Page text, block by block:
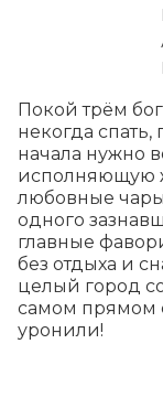
Покой трём
некогда
начала нужно
исполняющую
любовные
одного
главные
без отдыха и
целый город
самом прямом
уронили!